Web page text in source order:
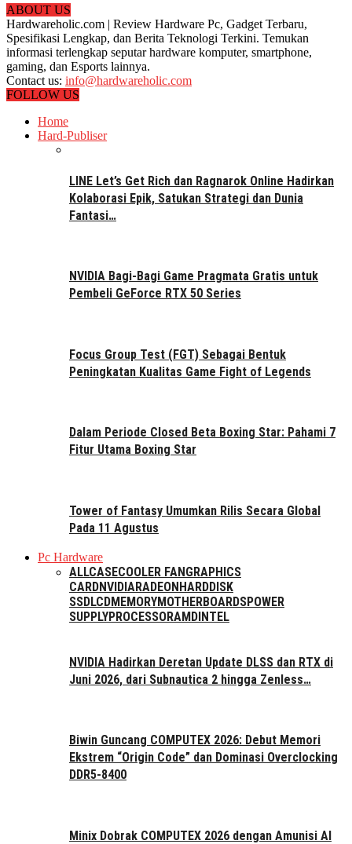
ABOUT US
Hardwareholic.com | Review Hardware Pc, Gadget Terbaru,
Spesifikasi Lengkap, dan Berita Teknologi Terkini. Temukan
informasi terlengkap seputar hardware komputer, smartphone,
gaming, dan Esports lainnya.
Contact us: info@hardwareholic.com
FOLLOW US
Home
Hard-Publiser
LINE Let’s Get Rich dan Ragnarok Online Hadirkan
Kolaborasi Epik, Satukan Strategi dan Dunia
Fantasi…
NVIDIA Bagi-Bagi Game Pragmata Gratis untuk
Pembeli GeForce RTX 50 Series
Focus Group Test (FGT) Sebagai Bentuk
Peningkatan Kualitas Game Fight of Legends
Dalam Periode Closed Beta Boxing Star: Pahami 7
Fitur Utama Boxing Star
Tower of Fantasy Umumkan Rilis Secara Global
Pada 11 Agustus
Pc Hardware
ALLCASECOOLER FAN GRAPHICS
CARDNVIDIARADEON HARDDISK
SSDLCDMEMORYMOTHERBOARDSPOWER
SUPPLYPROCESSORAMD INTEL
NVIDIA Hadirkan Deretan Update DLSS dan RTX di
Juni 2026, dari Subnautica 2 hingga Zenless…
Biwin Guncang COMPUTEX 2026: Debut Memori
Ekstrem “Origin Code” dan Dominasi Overclocking
DDR5-8400
Minix Dobrak COMPUTEX 2026 dengan Amunisi AI